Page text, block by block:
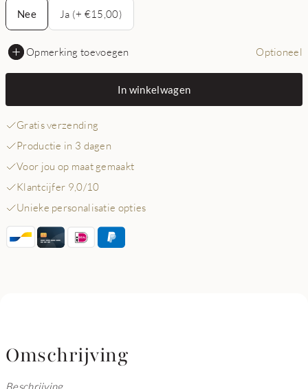
Nee
Ja (+ €15,00)
Opmerking toevoegen Optioneel
In winkelwagen
Gratis verzending
Productie in 3 dagen
Voor jou op maat gemaakt
Klantcijfer 9,0/10
Unieke personalisatie opties
Omschrijving
Beschrijving